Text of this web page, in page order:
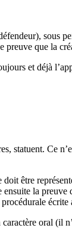
sous
que la
et déjà
statuent. Ce
être
la
écrite
oral (il